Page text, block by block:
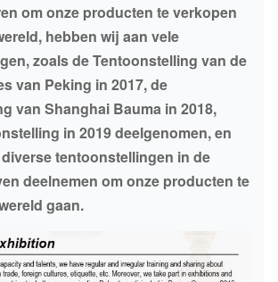
om onze producten te verkopen
hebben wij aan vele
zoals de Tentoonstelling van de
van Peking in 2017, de
van Shanghai Bauma in 2018,
in 2019 deelgenomen, en
tentoonstellingen in de
deelnemen om onze producten te
gaan.